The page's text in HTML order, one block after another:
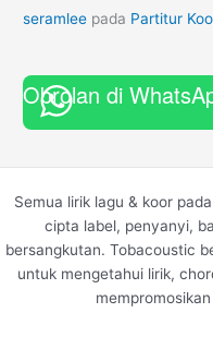
seramlee pada Partitur
Obrolan di
Semua lirik lagu & koor
cipta label, penyanyi,
bersangkutan. Tobacoustic
untuk mengetahui lirik,